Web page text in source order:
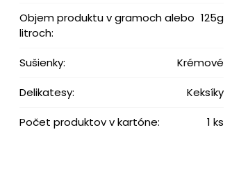
Objem produktu v gramoch alebo
litroch:
125g
Sušienky: Krémové
Delikatesy: Keksíky
Počet produktov v kartóne: 1 ks